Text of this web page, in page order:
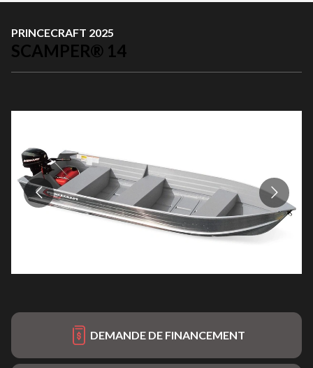
PRINCECRAFT 2025
SCAMPER® 14
DEMANDE DE FINANCEMENT